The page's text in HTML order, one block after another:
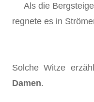
Als die
regnete es in
Solche Witze
Damen.